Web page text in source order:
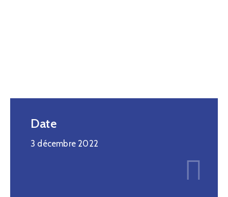
Date
3 décembre 2022